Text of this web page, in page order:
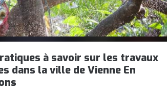
à savoir sur les travaux
dans la ville de Vienne En